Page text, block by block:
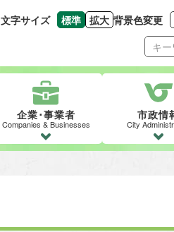
文字サイズ 標準
文字の大きさをもとの大
拡大
文字を大きくする
背景色変更
企業･事業者
Companies & Businesses
市政情
City